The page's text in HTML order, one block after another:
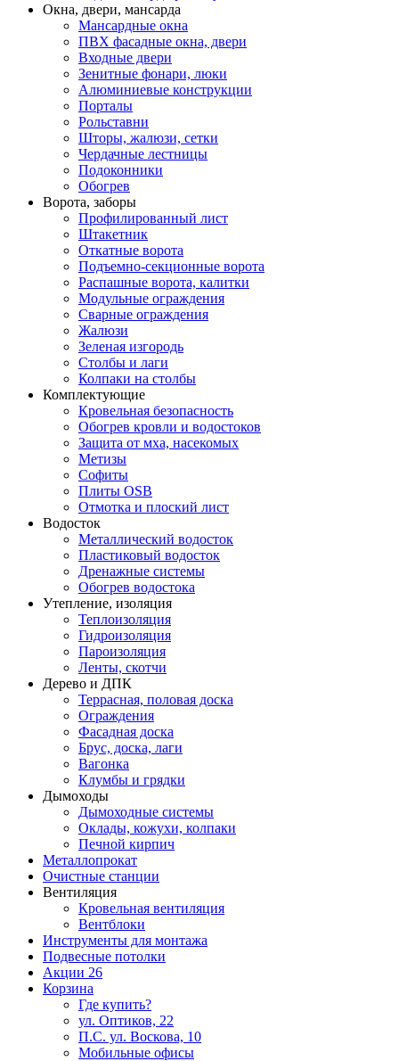
Окна, двери, мансарда
Мансардные окна
ПВХ фасадные окна, двери
Входные двери
Зенитные фонари, люки
Алюминиевые конструкции
Порталы
Рольставни
Шторы, жалюзи, сетки
Чердачные лестницы
Подоконники
Обогрев
Ворота, заборы
Профилированный лист
Штакетник
Откатные ворота
Подъемно-секционные ворота
Распашные ворота, калитки
Модульные ограждения
Сварные ограждения
Жалюзи
Зеленая изгородь
Столбы и лаги
Колпаки на столбы
Комплектующие
Кровельная безопасность
Обогрев кровли и водостоков
Защита от мха, насекомых
Метизы
Софиты
Плиты OSB
Отмотка и плоский лист
Водосток
Металлический водосток
Пластиковый водосток
Дренажные системы
Обогрев водостока
Утепление, изоляция
Теплоизоляция
Гидроизоляция
Пароизоляция
Ленты, скотчи
Дерево и ДПК
Террасная, половая доска
Ограждения
Фасадная доска
Брус, доска, лаги
Вагонка
Клумбы и грядки
Дымоходы
Дымоходные системы
Оклады, кожухи, колпаки
Печной кирпич
Металлопрокат
Очистные станции
Вентиляция
Кровельная вентиляция
Вентблоки
Инструменты для монтажа
Подвесные потолки
Акции 26
Корзина
Где купить?
ул. Оптиков, 22
П.С. ул. Воскова, 10
Мобильные офисы